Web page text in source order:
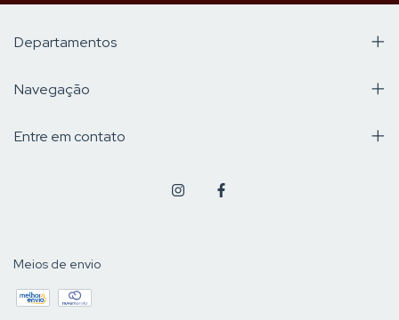
Departamentos
Navegação
Entre em contato
Meios de envio